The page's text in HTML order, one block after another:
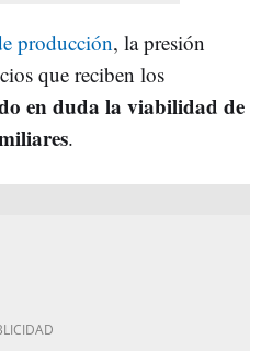
producción, la presión
que reciben los
en duda la viabilidad de
.